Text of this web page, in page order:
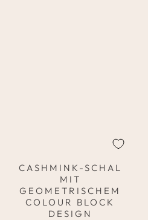
CASHMINK-SCHAL
MIT
GEOMETRISCHEM
COLOUR BLOCK
DESIGN